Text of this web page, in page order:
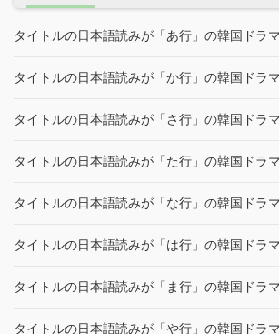
タイトルの日本語読みが「あ行」の韓国ドラ
タイトルの日本語読みが「か行」の韓国ドラ
タイトルの日本語読みが「さ行」の韓国ドラ
タイトルの日本語読みが「た行」の韓国ドラ
タイトルの日本語読みが「な行」の韓国ドラ
タイトルの日本語読みが「は行」の韓国ドラ
タイトルの日本語読みが「ま行」の韓国ドラ
タイトルの日本語読みが「や行」の韓国ドラ